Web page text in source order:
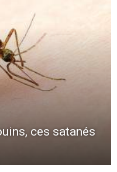
ces satanés